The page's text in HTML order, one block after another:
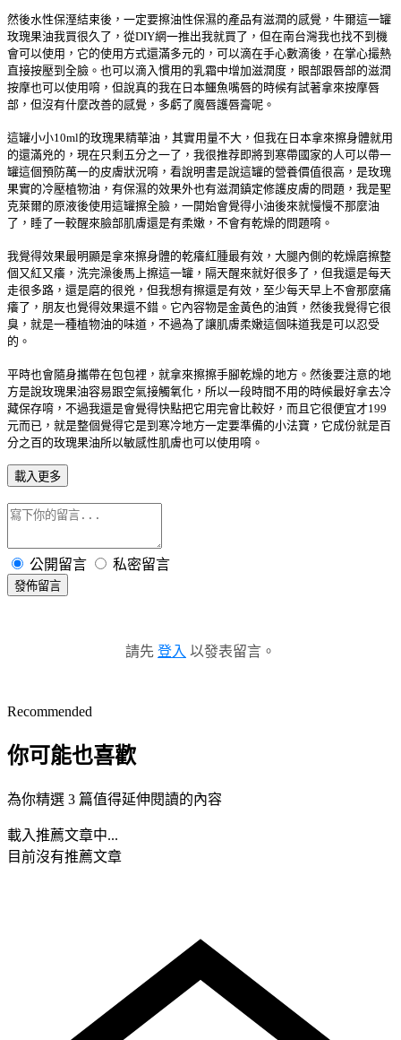
然後水性保溼結束後，一定要擦油性保濕的產品有滋潤的感覺，牛爾這一罐
玫瑰果油我買很久了，從DIY網一推出我就買了，但在南台灣我也找不到機
會可以使用，它的使用方式還滿多元的，可以滴在手心數滴後，在掌心撮熱
直接按壓到全臉。也可以滴入慣用的乳霜中增加滋潤度，眼部跟唇部的滋潤
按摩也可以使用唷，但說真的我在日本鱷魚嘴唇的時候有試著拿來按摩唇
部，但沒有什麼改善的感覺，多虧了魔唇護唇膏呢。
這罐小小10ml的玫瑰果精華油，其實用量不大，但我在日本拿來擦身體就用
的還滿兇的，現在只剩五分之一了，我很推荐即將到寒帶國家的人可以帶一
罐這個預防萬一的皮膚狀況唷，看說明書是說這罐的營養價值很高，是玫瑰
果實的冷壓植物油，有保濕的效果外也有滋潤鎮定修護皮膚的問題，我是聖
克萊爾的原液後使用這罐擦全臉，一開始會覺得小油後來就慢慢不那麼油
了，睡了一較醒來臉部肌膚還是有柔嫩，不會有乾燥的問題唷。
我覺得效果最明顯是拿來擦身體的乾癢紅腫最有效，大腿內側的乾燥磨擦整
個又紅又癢，洗完澡後馬上擦這一罐，隔天醒來就好很多了，但我還是每天
走很多路，還是磨的很兇，但我想有擦還是有效，至少每天早上不會那麼痛
癢了，朋友也覺得效果還不錯。它內容物是金黃色的油質，然後我覺得它很
臭，就是一種植物油的味道，不過為了讓肌膚柔嫩這個味道我是可以忍受
的。
平時也會隨身攜帶在包包裡，就拿來擦擦手腳乾燥的地方。然後要注意的地
方是說玫瑰果油容易跟空氣接觸氧化，所以一段時間不用的時候最好拿去冷
藏保存唷，不過我還是會覺得快點把它用完會比較好，而且它很便宜才199
元而已，就是整個覺得它是到寒冷地方一定要準備的小法寶，它成份就是百
分之百的玫瑰果油所以敏感性肌膚也可以使用唷。
載入更多
公開留言 私密留言
發佈留言
請先 登入 以發表留言。
Recommended
你可能也喜歡
為你精選 3 篇值得延伸閱讀的內容
載入推薦文章中...
目前沒有推薦文章